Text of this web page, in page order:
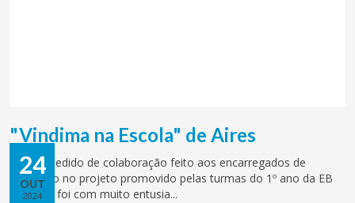
24
OUT
2024
"Vindima na Escola" de Aires
Após o pedido de colaboração feito aos encarregados de
educação no projeto promovido pelas turmas do 1º ano da EB
de Aires, foi com muito entusia...